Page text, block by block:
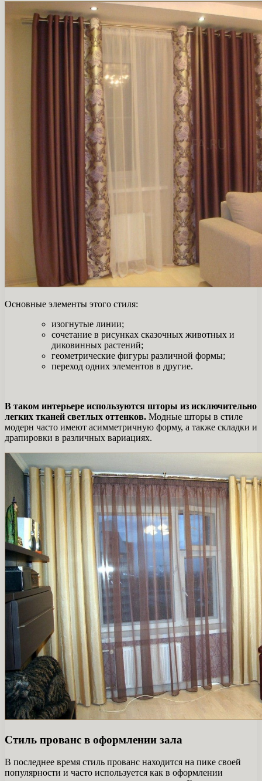
Основные элементы этого стиля:
изогнутые линии;
сочетание в рисунках сказочных животных и
диковинных растений;
геометрические фигуры различной формы;
переход одних элементов в другие.
В таком интерьере используются шторы из исключительно
легких тканей светлых оттенков. Модные шторы в стиле
модерн часто имеют асимметричную форму, а также складки и
драпировки в различных вариациях.
Стиль прованс в оформлении зала
В последнее время стиль прованс находится на пике своей
популярности и часто используется как в оформлении